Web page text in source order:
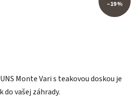
Monte Vari s teakovou doskou je
do vašej záhrady.
–19 %